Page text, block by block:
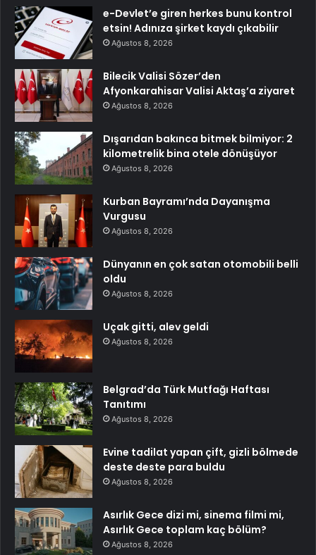
e-Devlet’e giren herkes bunu kontrol
etsin! Adınıza şirket kaydı çıkabilir
Ağustos 8, 2026
Bilecik Valisi Sözer’den
Afyonkarahisar Valisi Aktaş’a ziyaret
Ağustos 8, 2026
Dışarıdan bakınca bitmek bilmiyor: 2
kilometrelik bina otele dönüşüyor
Ağustos 8, 2026
Kurban Bayramı’nda Dayanışma
Vurgusu
Ağustos 8, 2026
Dünyanın en çok satan otomobili belli
oldu
Ağustos 8, 2026
Uçak gitti, alev geldi
Ağustos 8, 2026
Belgrad’da Türk Mutfağı Haftası
Tanıtımı
Ağustos 8, 2026
Evine tadilat yapan çift, gizli bölmede
deste deste para buldu
Ağustos 8, 2026
Asırlık Gece dizi mi, sinema filmi mi,
Asırlık Gece toplam kaç bölüm?
Ağustos 8, 2026